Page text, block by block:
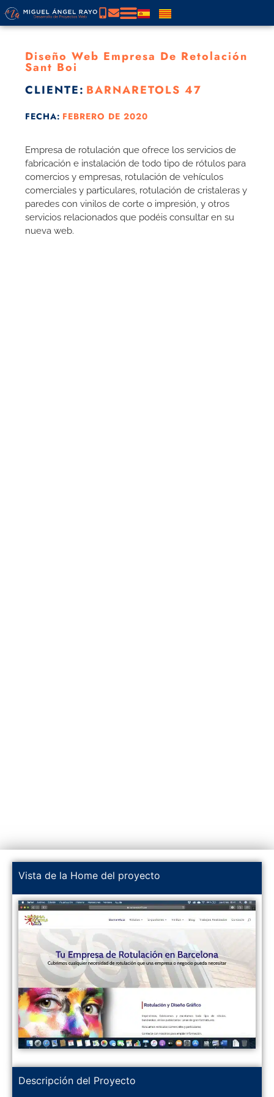
Diseño Web Empresa De Retolación
Sant Boi
CLIENTE: BARNARETOLS 47
FECHA: FEBRERO DE 2020
Empresa de rotulación que ofrece los servicios de
fabricación e instalación de todo tipo de rótulos para
comercios y empresas, rotulación de vehículos
comerciales y particulares, rotulación de cristaleras y
paredes con vinilos de corte o impresión, y otros
servicios relacionados que podéis consultar en su
nueva web.
Vista de la Home del proyecto
Descripción del Proyecto